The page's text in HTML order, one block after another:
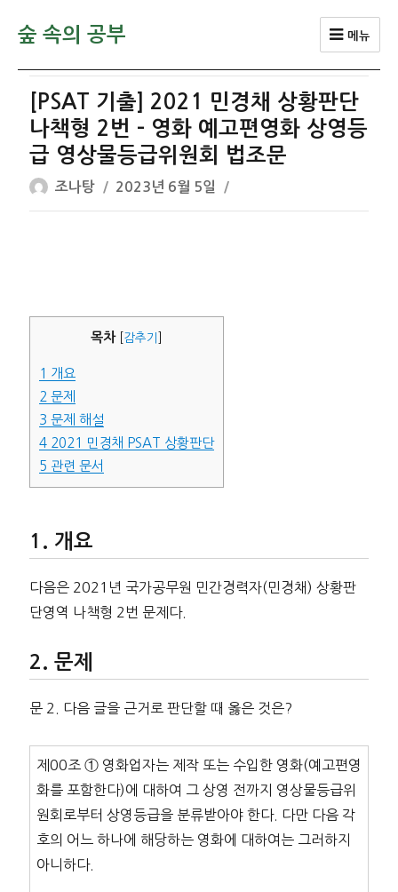
숲 속의 공부 메뉴
[PSAT 기출] 2021 민경채 상황판단
나책형 2번 – 영화 예고편영화 상영등
급 영상물등급위원회 법조문
글
쓴
조나탕
작
성
2023년 6월 5일
목차 감추기
1 개요
2 문제
3 문제 해설
42021 민경채 PSAT 상황판단
5 관련 문서
개요
다음은 2021년 국가공무원 민간경력자(민경채) 상황판
단영역 나책형 2번 문제다.
문제
문 2. 다음 글을 근거로 판단할 때 옳은 것은?
제00조 ① 영화업자는 제작 또는 수입한 영화(예고편영
화를 포함한다)에 대하여 그 상영 전까지 영상물등급위
원회로부터 상영등급을 분류받아야 한다. 다만 다음 각
호의 어느 하나에 해당하는 영화에 대하여는 그러하지
아니하다.